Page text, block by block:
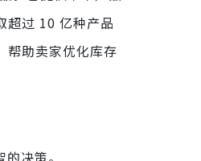
超过 10 亿种产品
帮助卖家优化库存
决策。